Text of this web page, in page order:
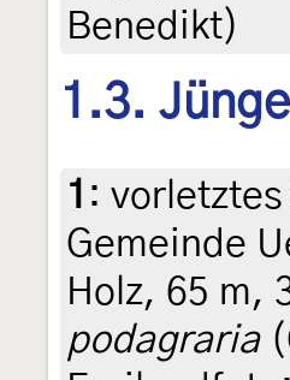
Benedikt)
1.3.
1 :
Gemeinde
Holz, 65 m,
podagraria